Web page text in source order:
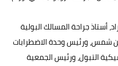
أستاذ جراحة المسالك البولية
شمس، ورئيس وحدة الاضطرابات
التبول، ورئيس الجمعية